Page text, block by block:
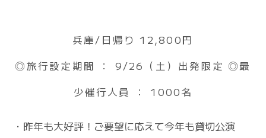
兵庫/日帰り 12,800円
◎旅行設定期間 ： 9/26（土）出発限定 ◎最
少催行人員 ： 1000名
・昨年も大好評！ご要望に応えて今年も貸切公演